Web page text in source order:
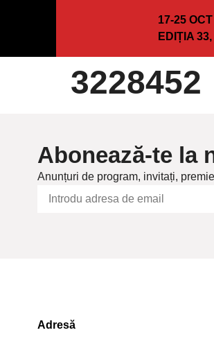
17-25
EDIȚIA
3228452
Abonează-te la
Anunțuri de program, invitați,
Adresă